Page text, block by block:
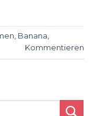
Banana
Kommentieren